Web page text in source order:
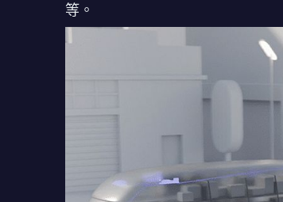
等。